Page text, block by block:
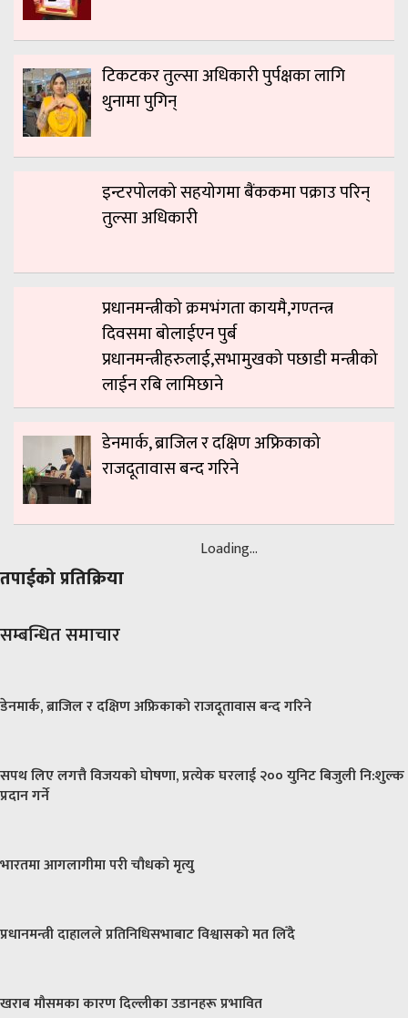
टिकटकर तुल्सा अधिकारी पुर्पक्षका लागि
थुनामा पुगिन्
इन्टरपोलको सहयोगमा बैंककमा पक्राउ परिन्
तुल्सा अधिकारी
प्रधानमन्त्रीको क्रमभंगता कायमै,गण्तन्त्र
दिवसमा बोलाईएन पुर्ब
प्रधानमन्त्रीहरुलाई,सभामुखको पछाडी मन्त्रीको
लाईन रबि लामिछाने
डेनमार्क, ब्राजिल र दक्षिण अफ्रिकाको
राजदूतावास बन्द गरिने
तपाईको प्रतिक्रिया
Loading...
सम्बन्धित समाचार
डेनमार्क, ब्राजिल र दक्षिण अफ्रिकाको राजदूतावास बन्द गरिने
सपथ लिए लगत्तै विजयको घोषणा, प्रत्येक घरलाई २०० युनिट बिजुली नि:शुल्क
प्रदान गर्ने
भारतमा आगलागीमा परी चौधको मृत्यु
प्रधानमन्त्री दाहालले प्रतिनिधिसभाबाट विश्वासको मत लिँदै
खराब मौसमका कारण दिल्लीका उडानहरू प्रभावित